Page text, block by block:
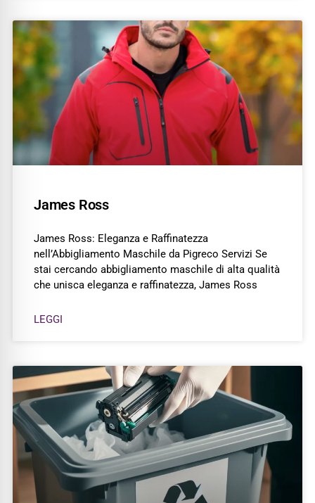
James Ross
James Ross: Eleganza e Raffinatezza
nell’Abbigliamento Maschile da Pigreco Servizi Se
stai cercando abbigliamento maschile di alta qualità
che unisca eleganza e raffinatezza, James Ross
LEGGI